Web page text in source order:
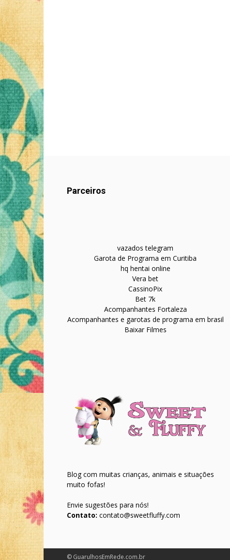
Parceiros
vazados telegram
Garota de Programa em Curitiba
hq hentai online
Vera bet
CassinoPix
Bet 7k
Acompanhantes Fortaleza
Acompanhantes e garotas de programa em brasil
Baixar Filmes
Blog com muitas crianças, animais e situações
muito fofas!
Envie sugestões para nós!
Contato: contato@sweetfluffy.com
© GuarulhosEmRede.com.br